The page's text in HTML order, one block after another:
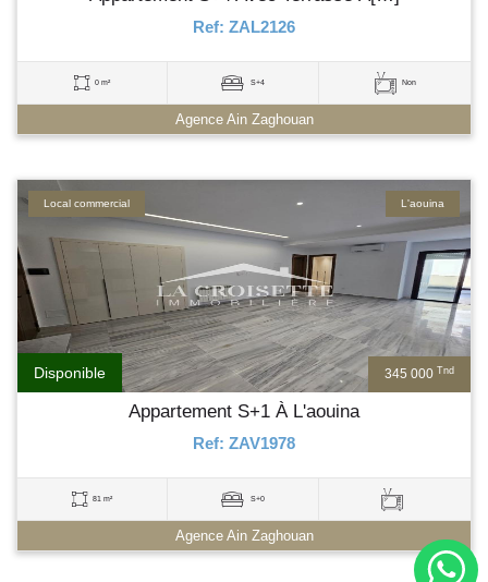
Ref: ZAL2126
0 m² S+4 Non
Agence Ain Zaghouan
345 000 Tnd
Disponible
L'aouina
Local commercial
Appartement S+1 À L'aouina
Ref: ZAV1978
81 m² S+0
Agence Ain Zaghouan